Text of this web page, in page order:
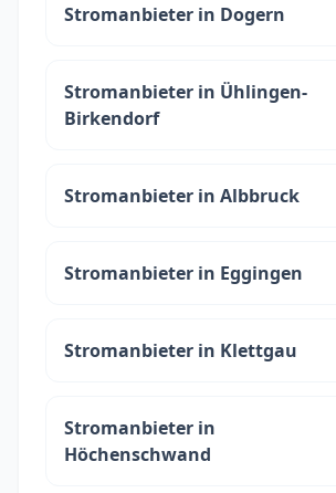
Stromanbieter in Dogern
Stromanbieter in Ühlingen-
Birkendorf
Stromanbieter in Albbruck
Stromanbieter in Eggingen
Stromanbieter in Klettgau
Stromanbieter in
Höchenschwand